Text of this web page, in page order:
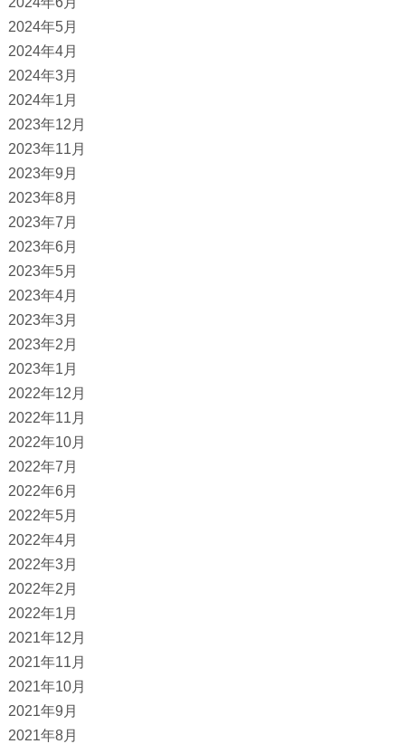
2024年5月
2024年4月
2024年3月
2024年1月
2023年12月
2023年11月
2023年9月
2023年8月
2023年7月
2023年6月
2023年5月
2023年4月
2023年3月
2023年2月
2023年1月
2022年12月
2022年11月
2022年10月
2022年7月
2022年6月
2022年5月
2022年4月
2022年3月
2022年2月
2022年1月
2021年12月
2021年11月
2021年10月
2021年9月
2021年8月